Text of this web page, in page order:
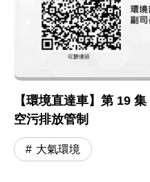
【環境直達車】第 19
空污排放管制
大氣環境